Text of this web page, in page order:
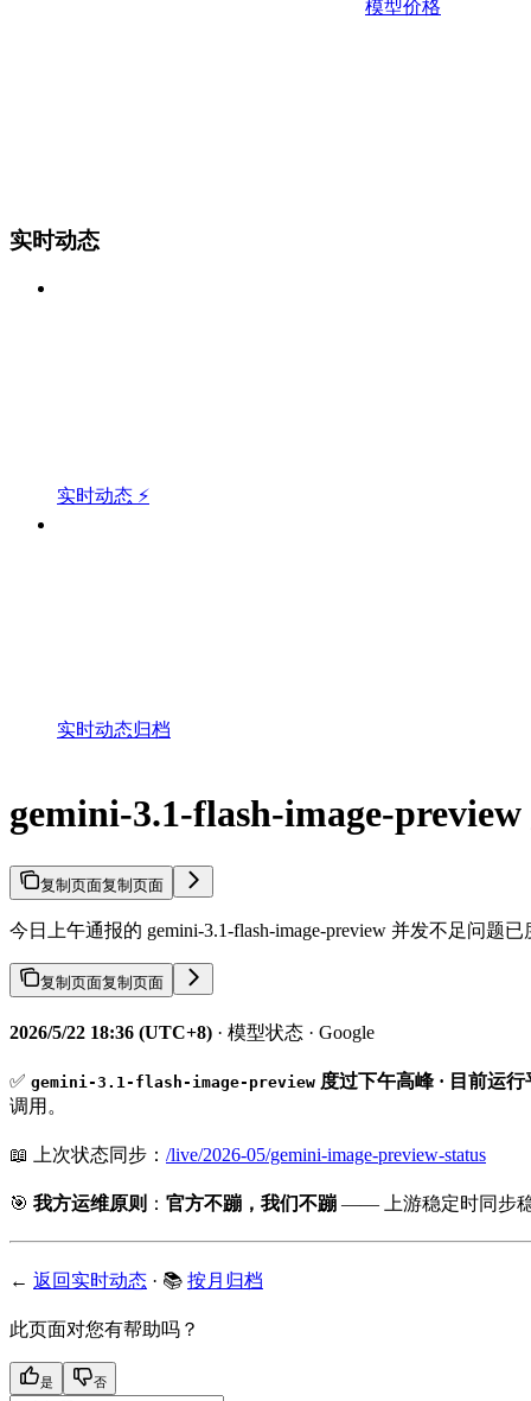
模型价格
实时动态
实时动态 ⚡
实时动态归档
gemini-3.1-flash-image-
复制页面复制页面
今日上午通报的 gemini-3.1-flash-image-preview 并发不足问题
复制页面复制页面
2026/5/22 18:36 (UTC+8) · 模型状态 · Google
✅ gemini-3.1-flash-image-preview 度过下午高峰 · 目前运行
调用。
📖 上次状态同步： /live/2026-05/gemini-image-preview-status
🎯 我方运维原则 ： 官方不蹦，我们不蹦 —— 上游稳定时同步稳
← 返回实时动态 · 📚 按月归档
此页面对您有帮助吗？
是 否